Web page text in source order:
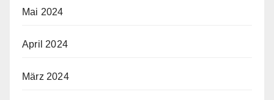
Mai 2024
April 2024
März 2024